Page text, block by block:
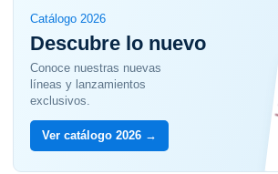
Catálogo 2026
Descubre lo nuevo
Conoce nuestras nuevas
líneas y lanzamientos
exclusivos.
Ver catálogo 2026 →